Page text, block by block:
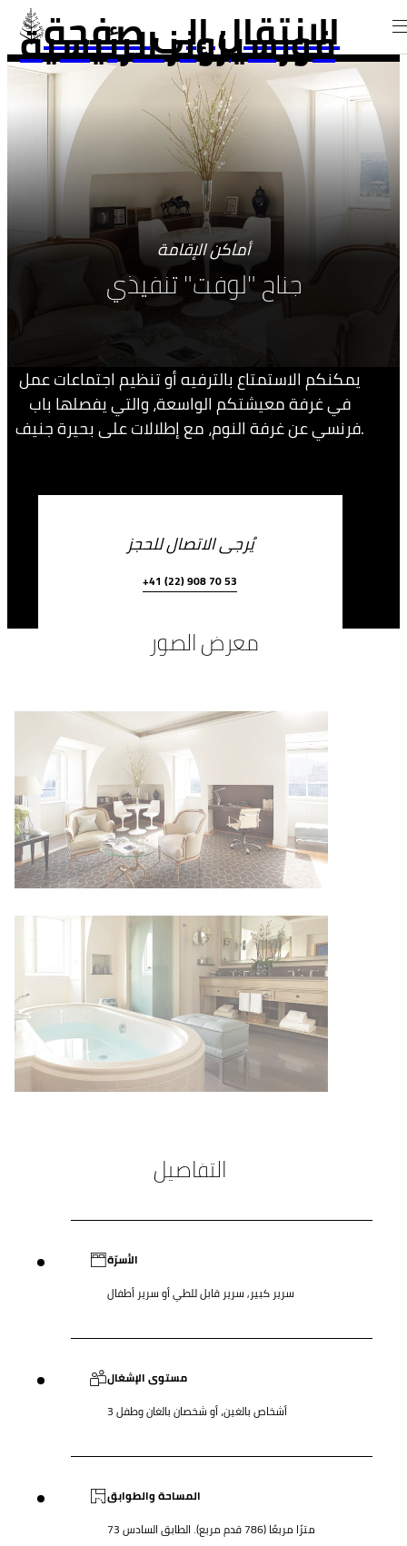
الانتقال إلى صفحة
فورسيزونز الرئيسية
أماكن الإقامة
جناح "لوفت" تنفيذي
يمكنكم الاستمتاع بالترفيه أو تنظيم اجتماعات عمل
في غرفة معيشتكم الواسعة، والتي يفصلها باب
فرنسي عن غرفة النوم، مع إطلالات على بحيرة جنيف.
يُرجى الاتصال للحجز
+41 (22) 908 70 53
معرض الصور
التفاصيل
الأسرّة
سرير كبير, سرير قابل للطي أو سرير أطفال
مستوى الإشغال
3 أشخاص بالغين، أو شخصان بالغان وطفل
المساحة والطوابق
73 مترًا مربعًا (786 قدم مربع). الطابق السادس